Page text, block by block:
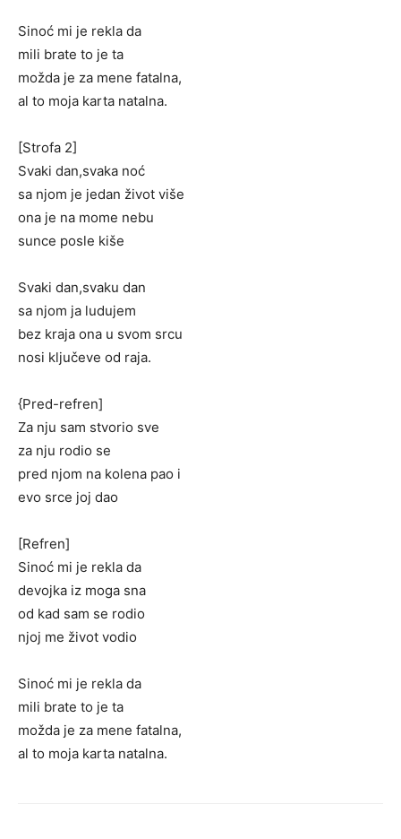
Sinoć mi je rekla da
mili brate to je ta
možda je za mene fatalna,
al to moja karta natalna.
[Strofa 2]
Svaki dan,svaka noć
sa njom je jedan život više
ona je na mome nebu
sunce posle kiše
Svaki dan,svaku dan
sa njom ja ludujem
bez kraja ona u svom srcu
nosi ključeve od raja.
{Pred-refren]
Za nju sam stvorio sve
za nju rodio se
pred njom na kolena pao i
evo srce joj dao
[Refren]
Sinoć mi je rekla da
devojka iz moga sna
od kad sam se rodio
njoj me život vodio
Sinoć mi je rekla da
mili brate to je ta
možda je za mene fatalna,
al to moja karta natalna.